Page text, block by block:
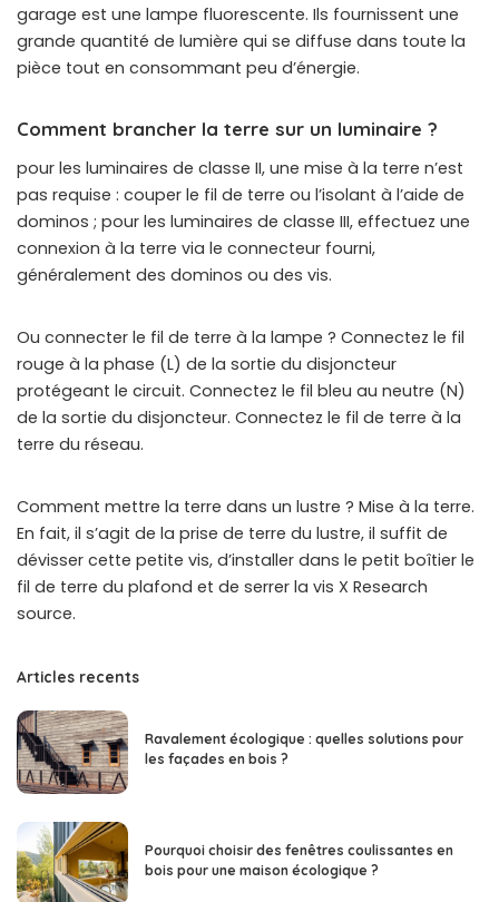
garage est une lampe fluorescente. Ils fournissent une
grande quantité de lumière qui se diffuse dans toute la
pièce tout en consommant peu d’énergie.
Comment brancher la terre sur un luminaire ?
pour les luminaires de classe II, une mise à la terre n’est
pas requise : couper le fil de terre ou l’isolant à l’aide de
dominos ; pour les luminaires de classe III, effectuez une
connexion à la terre via le connecteur fourni,
généralement des dominos ou des vis.
Ou connecter le fil de terre à la lampe ? Connectez le fil
rouge à la phase (L) de la sortie du disjoncteur
protégeant le circuit. Connectez le fil bleu au neutre (N)
de la sortie du disjoncteur. Connectez le fil de terre à la
terre du réseau.
Comment mettre la terre dans un lustre ? Mise à la terre.
En fait, il s’agit de la prise de terre du lustre, il suffit de
dévisser cette petite vis, d’installer dans le petit boîtier le
fil de terre du plafond et de serrer la vis X Research
source.
Articles recents
Ravalement écologique : quelles solutions pour
les façades en bois ?
Pourquoi choisir des fenêtres coulissantes en
bois pour une maison écologique ?